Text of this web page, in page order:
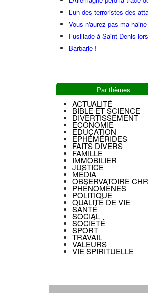
L’un des terroristes des
Vous n'aurez pas ma haine
Fusillade à Saint-Denis
Barbarie !
Par thèmes
ACTUALITÉ
BIBLE ET SCIENCE
DIVERTISSEMENT
ECONOMIE
EDUCATION
EPHÉMÉRIDES
FAITS DIVERS
FAMILLE
IMMOBILIER
JUSTICE
MÉDIA
OBSERVATOIRE
PHÉNOMÈNES
POLITIQUE
QUALITÉ DE VIE
SANTÉ
SOCIAL
SOCIÉTÉ
SPORT
TRAVAIL
VALEURS
VIE SPIRITUELLE